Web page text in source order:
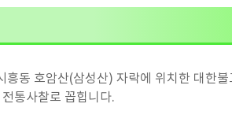
동 호암산(삼성산) 자락에 위치한 대한
통사찰로 꼽힙니다.